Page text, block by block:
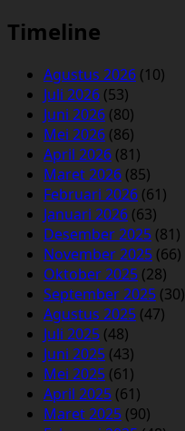
Timeline
Agustus 2026 (10)
Juli 2026 (53)
Juni 2026 (80)
Mei 2026 (86)
April 2026 (81)
Maret 2026 (85)
Februari 2026 (61)
Januari 2026 (63)
Desember 2025 (81)
November 2025 (66)
Oktober 2025 (28)
September 2025 (30)
Agustus 2025 (47)
Juli 2025 (48)
Juni 2025 (43)
Mei 2025 (61)
April 2025 (61)
Maret 2025 (90)